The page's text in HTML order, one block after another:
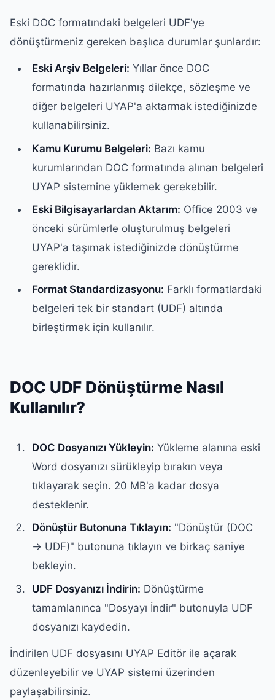
Eski DOC formatındaki belgeleri UDF'ye
dönüştürmeniz gereken başlıca durumlar şunlardır:
Eski Arşiv Belgeleri: Yıllar önce DOC
formatında hazırlanmış dilekçe, sözleşme ve
diğer belgeleri UYAP'a aktarmak istediğinizde
kullanabilirsiniz.
Kamu Kurumu Belgeleri: Bazı kamu
kurumlarından DOC formatında alınan belgeleri
UYAP sistemine yüklemek gerekebilir.
Eski Bilgisayarlardan Aktarım: Office 2003 ve
önceki sürümlerle oluşturulmuş belgeleri
UYAP'a taşımak istediğinizde dönüştürme
gereklidir.
Format Standardizasyonu: Farklı formatlardaki
belgeleri tek bir standart (UDF) altında
birleştirmek için kullanılır.
DOC UDF Dönüştürme Nasıl
Kullanılır?
DOC Dosyanızı Yükleyin: Yükleme alanına eski
Word dosyanızı sürükleyip bırakın veya
tıklayarak seçin. 20 MB'a kadar dosya
desteklenir.
Dönüştür Butonuna Tıklayın: "Dönüştür (DOC
→ UDF)" butonuna tıklayın ve birkaç saniye
bekleyin.
UDF Dosyanızı İndirin: Dönüştürme
tamamlanınca "Dosyayı İndir" butonuyla UDF
dosyanızı kaydedin.
İndirilen UDF dosyasını UYAP Editör ile açarak
düzenleyebilir ve UYAP sistemi üzerinden
paylaşabilirsiniz.